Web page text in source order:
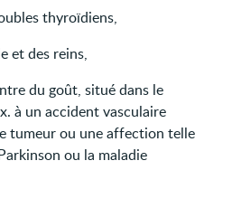
thyroïdiens,
et des reins,
du goût, situé dans le
à un accident vasculaire
tumeur ou une affection telle
ou la maladie